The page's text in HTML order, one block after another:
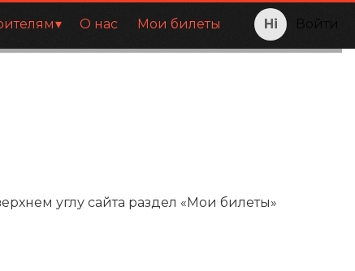
О нас Мои билеты Войти
углу сайта раздел «Мои билеты»